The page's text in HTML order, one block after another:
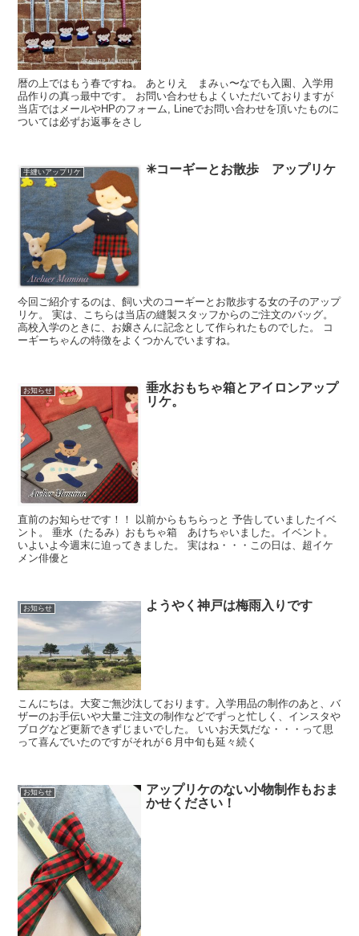
暦の上ではもう春ですね。 あとりえ まみぃ〜なでも入園、入学用
品作りの真っ最中です。 お問い合わせもよくいただいておりますが
当店ではメールやHPのフォーム, Lineでお問い合わせを頂いたものに
ついては必ずお返事をさし
手縫いアップリケ ✳︎コーギーとお散歩 アップリケ
今回ご紹介するのは、飼い犬のコーギーとお散歩する女の子のアップ
リケ。 実は、こちらは当店の縫製スタッフからのご注文のバッグ。
高校入学のときに、お嬢さんに記念として作られたものでした。 コ
ーギーちゃんの特徴をよくつかんでいますね。
お知らせ
垂水おもちゃ箱とアイロンアップ
リケ。
直前のお知らせです！！ 以前からもちらっと 予告していましたイベ
ント。 垂水（たるみ）おもちゃ箱 あけちゃいました。イベント。
いよいよ今週末に迫ってきました。 実はね・・・この日は、超イケ
メン俳優と
お知らせ ようやく神戸は梅雨入りです
こんにちは。大変ご無沙汰しております。入学用品の制作のあと、バ
ザーのお手伝いや大量ご注文の制作などでずっと忙しく、インスタや
ブログなど更新できずじまいでした。 いいお天気だな・・・って思
って喜んでいたのですがそれが６月中旬も延々続く
お知らせ
アップリケのない小物制作もおま
かせください！